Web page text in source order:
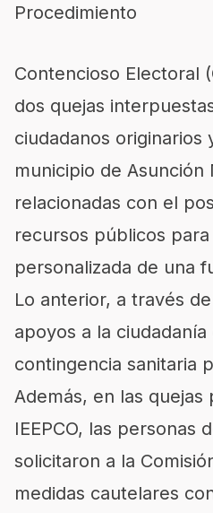
Procedimiento
Contencioso Electoral
dos quejas
ciudadanos originarios
municipio de Asunción
relacionadas con el
recursos públicos
personalizada de una
Lo anterior, a través
apoyos a la
contingencia sanitaria
Además, en las
IEEPCO, las personas
solicitaron a la
medidas cautelares